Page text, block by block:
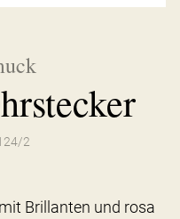
2
Brillanten und rosa